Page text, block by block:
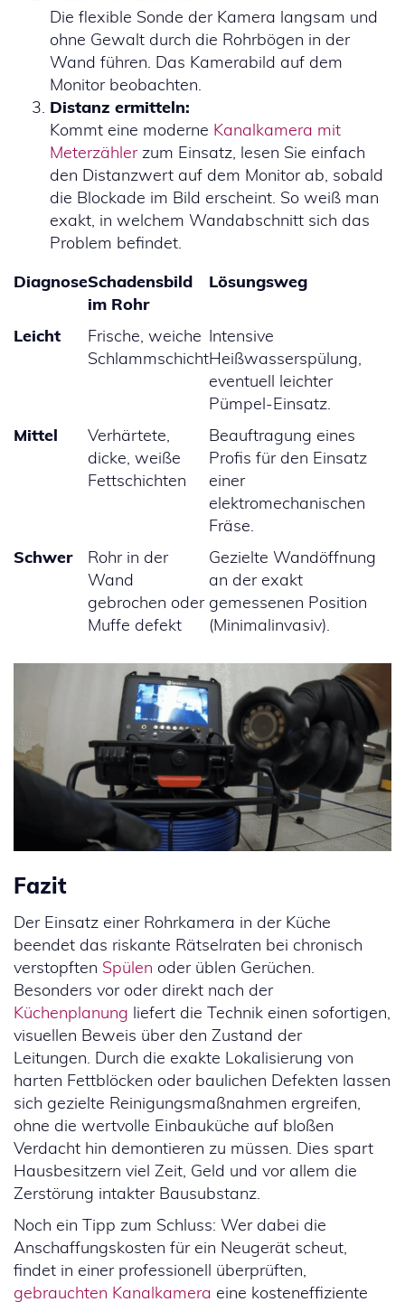
Die flexible Sonde der Kamera langsam und
ohne Gewalt durch die Rohrbögen in der
Wand führen. Das Kamerabild auf dem
Monitor beobachten.
Distanz ermitteln:
Kommt eine moderne Kanalkamera mit
Meterzählerzum Einsatz, lesen Sie einfach
den Distanzwert auf dem Monitor ab, sobald
die Blockade im Bild erscheint. So weiß man
exakt, in welchem Wandabschnitt sich das
Problem befindet.
DiagnoseSchadensbild
im Rohr
Lösungsweg
Leicht
Frische, weiche
Schlammschicht
Intensive
Heißwasserspülung,
eventuell leichter
Pümpel-Einsatz.
Mittel
Verhärtete,
dicke, weiße
Fettschichten
Beauftragung eines
Profis für den Einsatz
einer
elektromechanischen
Fräse.
Schwer
Rohr in der
Wand
gebrochen oder
Muffe defekt
Gezielte Wandöffnung
an der exakt
gemessenen Position
(Minimalinvasiv).
Fazit
Der Einsatz einer Rohrkamera in der Küche
beendet das riskante Rätselraten bei chronisch
verstopften Spülen oder üblen Gerüchen.
Besonders vor oder direkt nach der
Küchenplanung liefert die Technik einen sofortigen,
visuellen Beweis über den Zustand der
Leitungen. Durch die exakte Lokalisierung von
harten Fettblöcken oder baulichen Defekten lassen
sich gezielte Reinigungsmaßnahmen ergreifen,
ohne die wertvolle Einbauküche auf bloßen
Verdacht hin demontieren zu müssen. Dies spart
Hausbesitzern viel Zeit, Geld und vor allem die
Zerstörung intakter Bausubstanz.
Noch ein Tipp zum Schluss: Wer dabei die
Anschaffungskosten für ein Neugerät scheut,
findet in einer professionell überprüften,
gebrauchten Kanalkamera eine kosteneffiziente